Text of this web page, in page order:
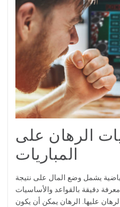
الرهان على
المباريات
يشمل وضع المال على نتيجة
دقيقة بالقواعد والأساسيات
عليها. الرهان يمكن أن يكون